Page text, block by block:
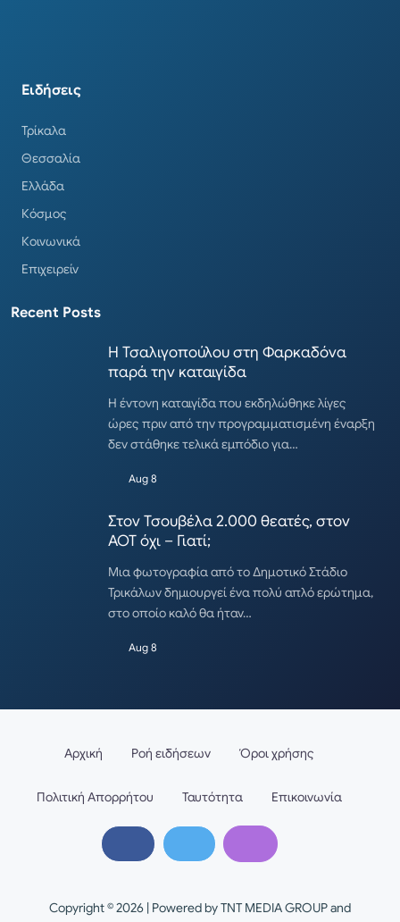
Ειδήσεις
Τρίκαλα
Θεσσαλία
Ελλάδα
Κόσμος
Κοινωνικά
Επιχειρείν
Recent Posts
Η Τσαλιγοπούλου στη Φαρκαδόνα
παρά την καταιγίδα
Η έντονη καταιγίδα που εκδηλώθηκε λίγες
ώρες πριν από την προγραμματισμένη έναρξη
δεν στάθηκε τελικά εμπόδιο για…
Aug 8
Στον Τσουβέλα 2.000 θεατές, στον
ΑΟΤ όχι – Γιατί;
Μια φωτογραφία από το Δημοτικό Στάδιο
Τρικάλων δημιουργεί ένα πολύ απλό ερώτημα,
στο οποίο καλό θα ήταν…
Aug 8
Copyright © 2026 | Powered by TNT MEDIA GROUP and
Αρχική Ροή ειδήσεων Όροι χρήσης
Πολιτική Απορρήτου Ταυτότητα Επικοινωνία